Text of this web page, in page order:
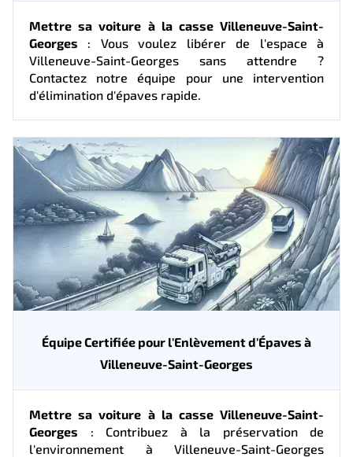
Mettre sa voiture à la casse Villeneuve-Saint-
Georges : Vous voulez libérer de l'espace à
Villeneuve-Saint-Georges sans attendre ?
Contactez notre équipe pour une intervention
d'élimination d'épaves rapide.
Équipe Certifiée pour l'Enlèvement d'Épaves à
Villeneuve-Saint-Georges
Mettre sa voiture à la casse Villeneuve-Saint-
Georges : Contribuez à la préservation de
l'environnement à Villeneuve-Saint-Georges